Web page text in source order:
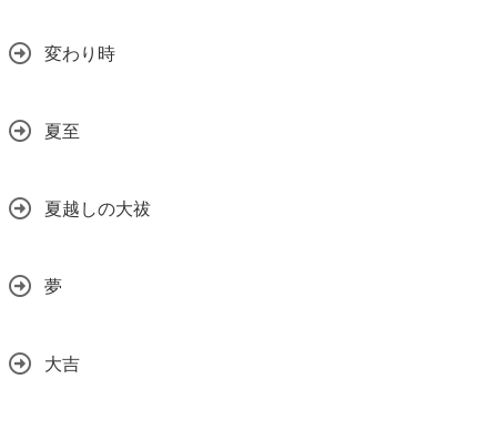
変わり時
夏至
夏越しの大祓
夢
大吉